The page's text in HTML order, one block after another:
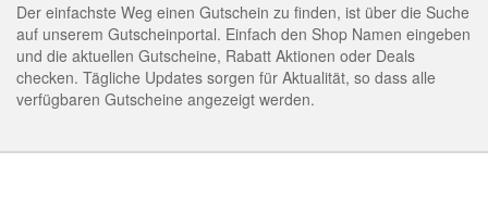
Der einfachste Weg einen Gutschein zu finden, ist über die Suche
auf unserem Gutscheinportal. Einfach den Shop Namen eingeben
und die aktuellen Gutscheine, Rabatt Aktionen oder Deals
checken. Tägliche Updates sorgen für Aktualität, so dass alle
verfügbaren Gutscheine angezeigt werden.